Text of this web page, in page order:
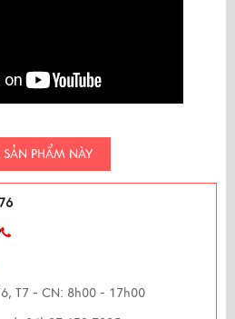
PHẨM NÀY
T7 - CN: 8h00 - 17h00